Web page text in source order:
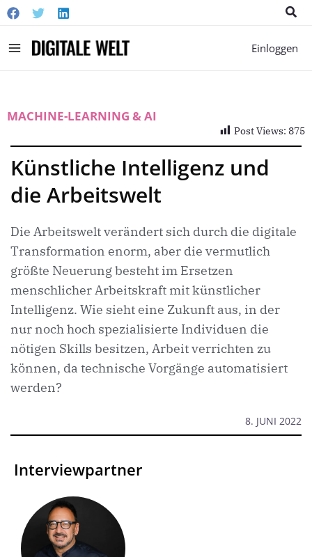
Main
Einloggen
MACHINE-LEARNING & AI
Post Views: 875
Künstliche Intelligenz und
die Arbeitswelt
Die Arbeitswelt verändert sich durch die digitale
Transformation enorm, aber die vermutlich
größte Neuerung besteht im Ersetzen
menschlicher Arbeitskraft mit künstlicher
Intelligenz. Wie sieht eine Zukunft aus, in der
nur noch hoch spezialisierte Individuen die
nötigen Skills besitzen, Arbeit verrichten zu
können, da technische Vorgänge automatisiert
werden?
8. JUNI 2022
Interviewpartner